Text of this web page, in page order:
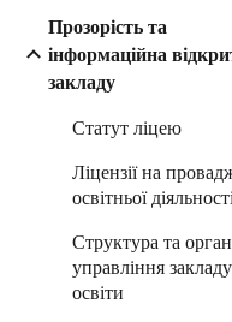
Прозорість та
інформаційна
закладу
Статут ліцею
Ліцензії на
освітньої діяльності
Структура та
управління закладу
освіти